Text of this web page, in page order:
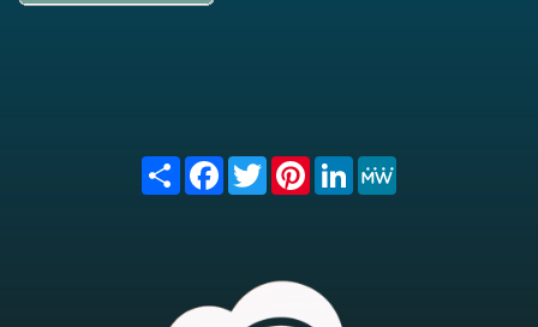
Share FacebookTwitterPinterest
LinkedIn